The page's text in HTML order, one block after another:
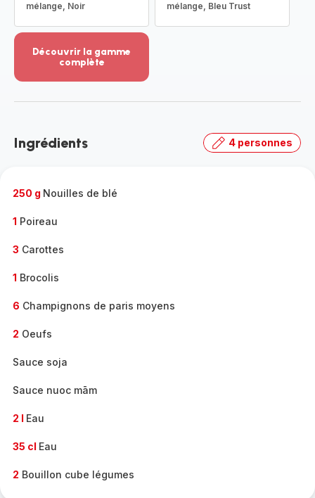
mélange, Noir
mélange, Bleu Trust
Découvrir la gamme
complète
-
gamme
Ingrédients 4 personnes
250 g Nouilles de blé
1 Poireau
3 Carottes
1 Brocolis
6 Champignons de paris moyens
2 Oeufs
Sauce soja
Sauce nuoc mām
2 l Eau
35 cl Eau
2 Bouillon cube légumes